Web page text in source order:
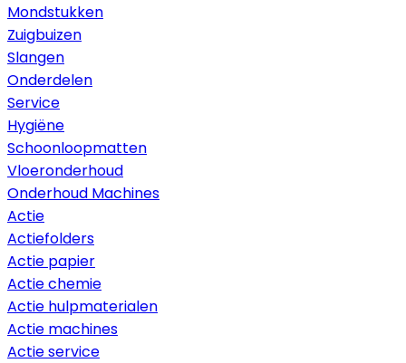
Mondstukken
Zuigbuizen
Slangen
Onderdelen
Service
Hygiëne
Schoonloopmatten
Vloeronderhoud
Onderhoud Machines
Actie
Actiefolders
Actie papier
Actie chemie
Actie hulpmaterialen
Actie machines
Actie service